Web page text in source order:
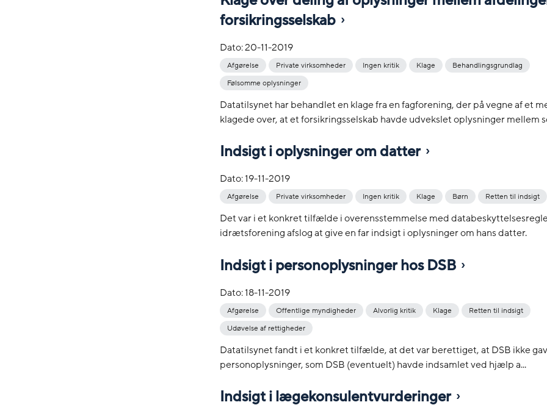
forsikringsselskab
Dato:20-11-2019
Afgørelse Private virksomheder Ingen kritik Klage
Behandlingsgrundlag
Følsomme oplysninger
Datatilsynet har behandlet en klage fra en fagforening, der på vegne af et
klagede over, at et forsikringsselskab havde udvekslet oplysninger mellem
Indsigt i oplysninger om datter
Dato:19-11-2019
Afgørelse Private virksomheder Ingen kritik Klage Børn Retten til indsigt
Det var i et konkret tilfælde i overensstemmelse med
idrætsforening afslog at give en far indsigt i oplysninger om hans datter.
Indsigt i personoplysninger hos DSB
Dato:18-11-2019
Afgørelse Offentlige myndigheder Alvorlig kritik Klage
Retten til indsigt
Udøvelse af rettigheder
Datatilsynet fandt i et konkret tilfælde, at det var berettiget, at DSB ikke
personoplysninger, som DSB (eventuelt) havde indsamlet ved hjælp a...
Indsigt i lægekonsulentvurderinger